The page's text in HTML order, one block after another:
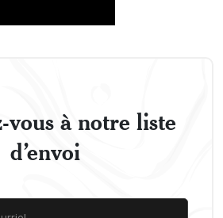
vous à notre liste
d’envoi